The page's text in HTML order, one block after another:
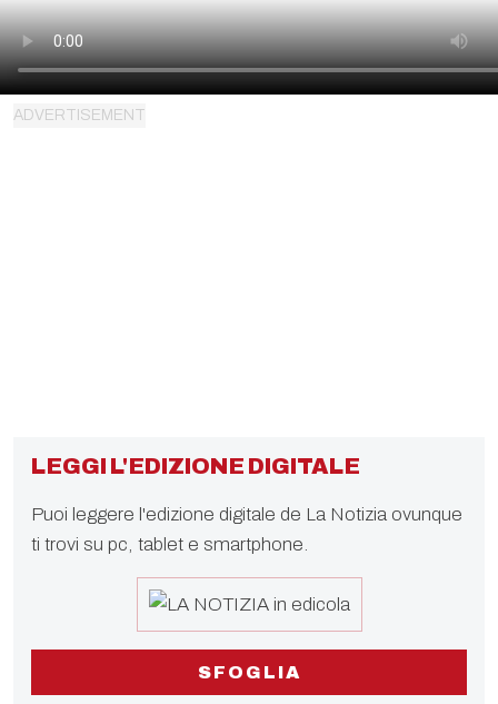
LEGGI L'EDIZIONE DIGITALE
Puoi leggere l'edizione digitale de La Notizia ovunque
ti trovi su pc, tablet e smartphone.
SFOGLIA